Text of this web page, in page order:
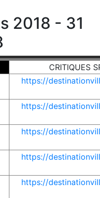
2018 - 31
CRITIQUES
https://
https://
https://
https://
https://